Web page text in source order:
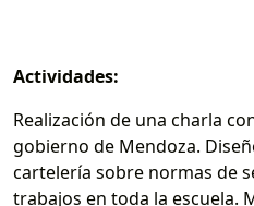
Actividades:
Realización de una charla
gobierno de Mendoza.
cartelería sobre normas de
trabajos en toda la escuela.